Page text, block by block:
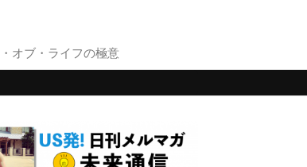
オブ・ライフの極意